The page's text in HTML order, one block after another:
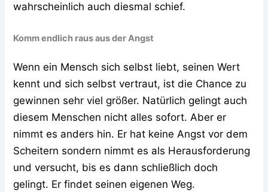
wahrscheinlich auch diesmal schief.
Komm endlich raus aus der Angst
Wenn ein Mensch sich selbst liebt, seinen Wert
kennt und sich selbst vertraut, ist die Chance zu
gewinnen sehr viel größer. Natürlich gelingt auch
diesem Menschen nicht alles sofort. Aber er
nimmt es anders hin. Er hat keine Angst vor dem
Scheitern sondern nimmt es als Herausforderung
und versucht, bis es dann schließlich doch
gelingt. Er findet seinen eigenen Weg.